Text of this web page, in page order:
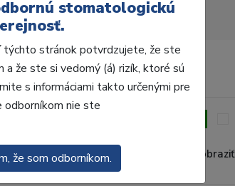
Zobraziť
stomatologickú
týchto stránok potvrdzujete, že ste
a že ste si vedomý (á) rizík, ktoré sú
s informáciami takto určenými pre
odborníkom nie ste
že som odborníkom.